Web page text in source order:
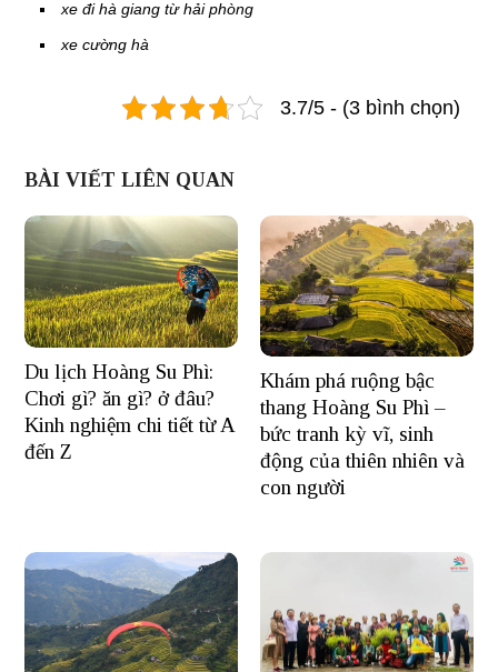
xe đi hà giang từ hải phòng
xe cường hà
3.7/5 - (3 bình chọn)
BÀI VIẾT LIÊN QUAN
Du lịch Hoàng Su Phì:
Chơi gì? ăn gì? ở đâu?
Kinh nghiệm chi tiết từ A
đến Z
Khám phá ruộng bậc
thang Hoàng Su Phì –
bức tranh kỳ vĩ, sinh
động của thiên nhiên và
con người